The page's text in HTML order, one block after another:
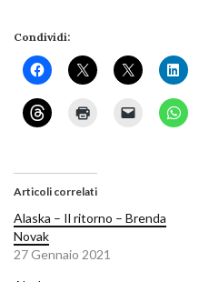
Condividi:
Articoli correlati
Alaska – Il ritorno – Brenda
Novak
27 Gennaio 2021